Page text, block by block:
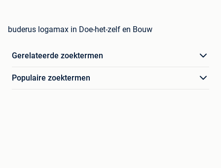
buderus logamax in Doe-het-zelf en Bouw
Gerelateerde zoektermen
Populaire zoektermen